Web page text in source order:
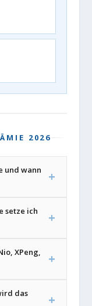
2026
und wann
setze ich
XPeng,
das